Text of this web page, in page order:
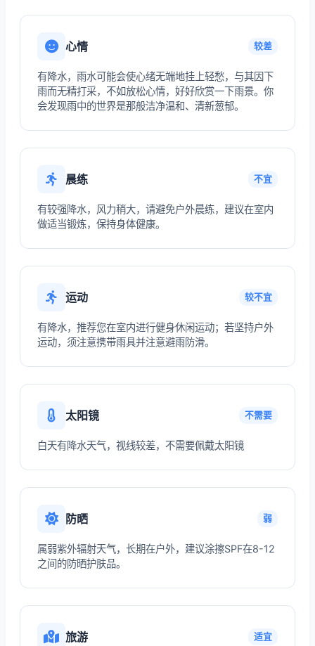
心情 较差
有降水，雨水可能会使心绪无端地挂上轻愁，与其因下
雨而无精打采，不如放松心情，好好欣赏一下雨景。你
会发现雨中的世界是那般洁净温和、清新葱郁。
晨练 不宜
有较强降水，风力稍大，请避免户外晨练，建议在室内
做适当锻炼，保持身体健康。
运动 较不宜
有降水，推荐您在室内进行健身休闲运动；若坚持户外
运动，须注意携带雨具并注意避雨防滑。
太阳镜 不需要
白天有降水天气，视线较差，不需要佩戴太阳镜
防晒 弱
属弱紫外辐射天气，长期在户外，建议涂擦SPF在8-12
之间的防晒护肤品。
旅游 适宜